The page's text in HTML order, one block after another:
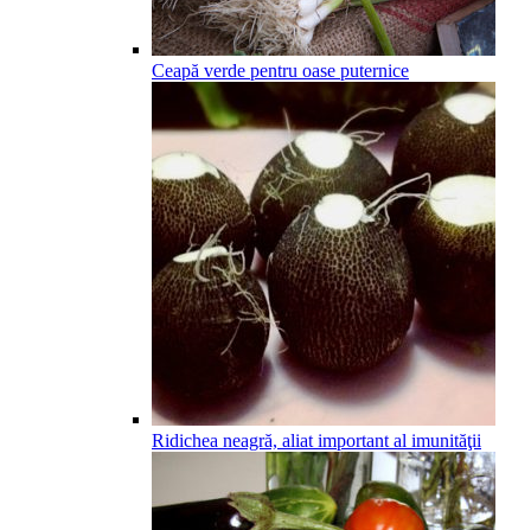
Ceapă verde pentru oase puternice
Ridichea neagră, aliat important al imunităţii